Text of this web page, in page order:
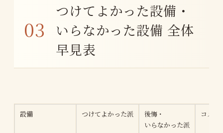
つけてよかった設備・
いらなかった設備 全体
早見表
設備 つけてよかった派
後悔・
いらなかった派
コメン